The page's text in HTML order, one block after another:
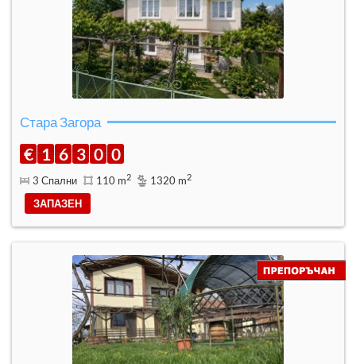
Стара Загора
€ 1 6 3 0 0
3 Спални 110 m2 1320 m2
ЗАПАЗЕН